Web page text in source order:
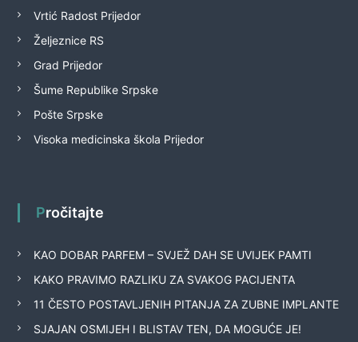
Vrtić Radost Prijedor
Željeznice RS
Grad Prijedor
Šume Republike Srpske
Pošte Srpske
Visoka medicinska škola Prijedor
Pročitajte
KAO DOBAR PARFEM – SVJEŽ DAH SE UVIJEK PAMTI
KAKO PRAVIMO RAZLIKU ZA SVAKOG PACIJENTA
11 ČESTO POSTAVLJENIH PITANJA ZA ZUBNE IMPLANTE
SJAJAN OSMIJEH I BLISTAV TEN, DA MOGUĆE JE!